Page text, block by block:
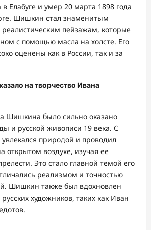
в Елабуге и умер 20 марта 1898 года
Шишкин стал знаменитым
пейзажам, которые
с помощью масла на холсте. Его
оценены как в России, так и за
на творчество Ивана
Шишкина было сильно оказано
и русской живописи 19 века. С
природой и проводил
открытом воздухе, изучая ее
Это стало главной темой его
реализмом и точностью
Шишкин также был вдохновлен
художников, таких как Иван